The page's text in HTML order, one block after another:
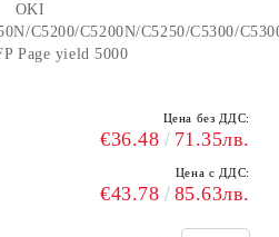
OKI
C5200/C5200N/C5250/C5300/
Page yield 5000
Цена без ДДС:
€36.48 71.35лв.
Цена с ДДС:
€43.78 85.63лв.